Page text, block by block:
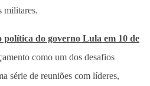
militares.
política do governo Lula em 10 de
como um dos desafios
série de reuniões com líderes,